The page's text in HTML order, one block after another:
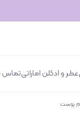
عطر و ادکلن اماراتیتماس
پوست